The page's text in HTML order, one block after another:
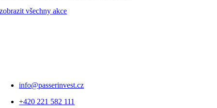
zobrazit všechny akce
info@passerinvest.cz
+420 221 582 111